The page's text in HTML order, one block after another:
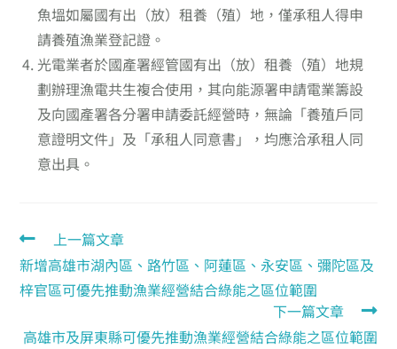
魚塭如屬國有出（放）租養（殖）地，僅承租人得申
請養殖漁業登記證。
光電業者於國產署經管國有出（放）租養（殖）地規
劃辦理漁電共生複合使用，其向能源署申請電業籌設
及向國產署各分署申請委託經營時，無論「養殖戶同
意證明文件」及「承租人同意書」，均應洽承租人同
意出具。
上一篇文章
新增高雄市湖內區、路竹區、阿蓮區、永安區、彌陀區及
梓官區可優先推動漁業經營結合綠能之區位範圍
下一篇文章
高雄市及屏東縣可優先推動漁業經營結合綠能之區位範圍